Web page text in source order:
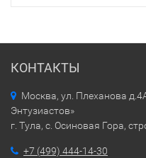
КОНТАКТЫ
Москва, ул. Плеханова
Энтузиастов»
г. Тула, с. Осиновая Гора,
+7 (499) 444-14-30